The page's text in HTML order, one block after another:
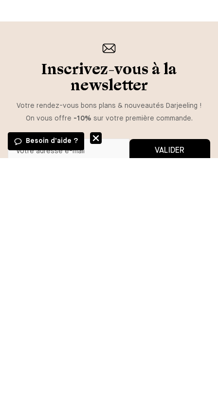
Inscrivez-vous à la
newsletter
Votre rendez-vous bons plans & nouveautés Darjeeling !
On vous offre -10% sur votre première commande.
VALIDER
Besoin d'aide ?